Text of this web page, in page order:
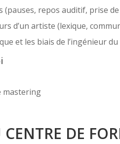
(pauses, repos auditif, prise
d’un artiste (lexique,
et les biais de l’ingénieur
mastering
CENTRE DE